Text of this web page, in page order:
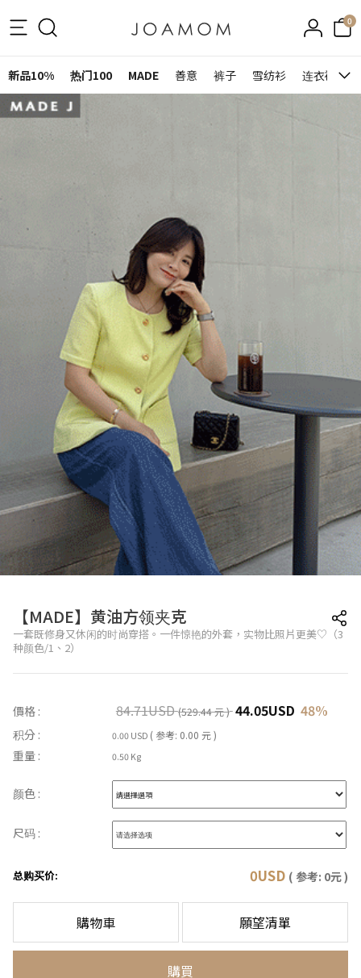
0
新品10% 热门100 MADE 善意 裤子 雪纺衫 连衣裙&裙
【MADE】黄油方领夹克
一套既修身又休闲的时尚穿搭。一件惊艳的外套，实物比照片更美♡（3
种颜色/1、2）
價格 : 84.71USD (529.44 元 ) 44.05USD 48%
积分 : 0.00 USD ( 参考: 0.00 元 )
重量 : 0.50 Kg
颜色 :
尺码 :
总购买价: 0USD ( 参考: 0元 )
購物車 願望清單
購買